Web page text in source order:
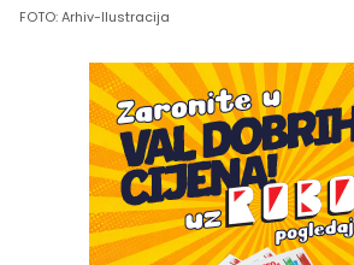
FOTO: Arhiv-Ilustracija